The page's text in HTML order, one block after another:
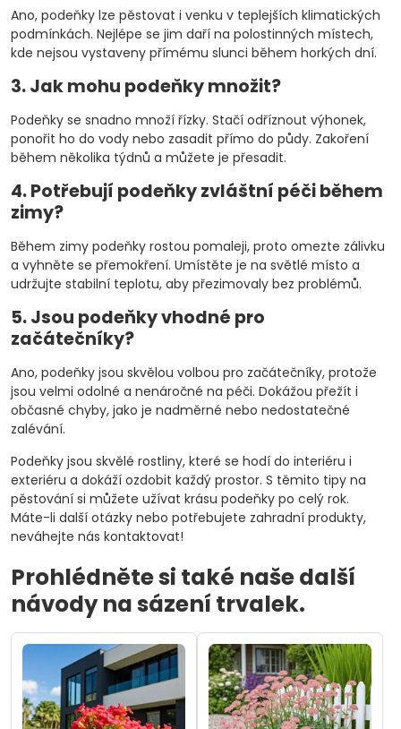
Ano, podeňky lze pěstovat i venku v teplejších klimatických
podmínkách. Nejlépe se jim daří na polostinných místech,
kde nejsou vystaveny přímému slunci během horkých dní.
3. Jak mohu podeňky množit?
Podeňky se snadno množí řízky. Stačí odříznout výhonek,
ponořit ho do vody nebo zasadit přímo do půdy. Zakoření
během několika týdnů a můžete je přesadit.
4. Potřebují podeňky zvláštní péči během
zimy?
Během zimy podeňky rostou pomaleji, proto omezte zálivku
a vyhněte se přemokření. Umístěte je na světlé místo a
udržujte stabilní teplotu, aby přezimovaly bez problémů.
5. Jsou podeňky vhodné pro
začátečníky?
Ano, podeňky jsou skvělou volbou pro začátečníky, protože
jsou velmi odolné a nenáročné na péči. Dokážou přežít i
občasné chyby, jako je nadměrné nebo nedostatečné
zalévání.
Podeňky jsou skvělé rostliny, které se hodí do interiéru i
exteriéru a dokáží ozdobit každý prostor. S těmito tipy na
pěstování si můžete užívat krásu podeňky po celý rok.
Máte-li další otázky nebo potřebujete zahradní produkty,
neváhejte nás kontaktovat!
Prohlédněte si také naše další
návody na sázení trvalek.